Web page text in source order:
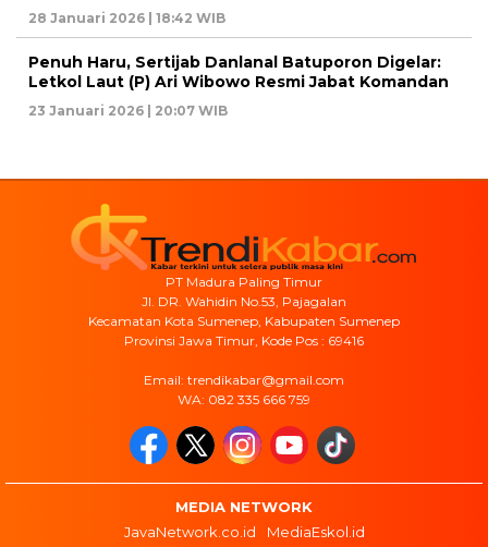
28 Januari 2026 | 18:42 WIB
Penuh Haru, Sertijab Danlanal Batuporon Digelar:
Letkol Laut (P) Ari Wibowo Resmi Jabat Komandan
23 Januari 2026 | 20:07 WIB
PT Madura Paling Timur
Jl. DR. Wahidin No.53, Pajagalan
Kecamatan Kota Sumenep, Kabupaten Sumenep
Provinsi Jawa Timur, Kode Pos : 69416
Email: trendikabar@gmail.com
WA: 082 335 666 759
MEDIA NETWORK
JavaNetwork.co.id
MediaEskol.id